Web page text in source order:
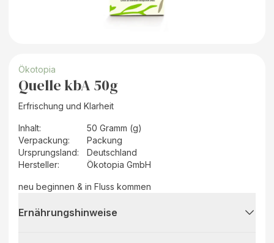
Ökotopia
Quelle kbA 50g
Erfrischung und Klarheit
Inhalt:
50 Gramm (g)
Verpackung:
Packung
Ursprungsland:
Deutschland
Hersteller: Ökotopia GmbH
neu beginnen & in Fluss kommen
Ernährungshinweise